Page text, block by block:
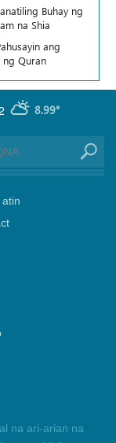
Buhay ng
na Shia
ang
ng Quran
8.99°
na ari-arian na